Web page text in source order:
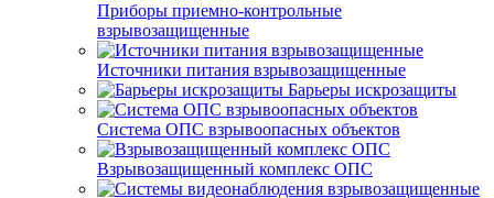
Приборы приемно-контрольные
взрывозащищенные
Источники питания взрывозащищенные
Барьеры искрозащиты
Система ОПС взрывоопасных объектов
Взрывозащищенный комплекс ОПС